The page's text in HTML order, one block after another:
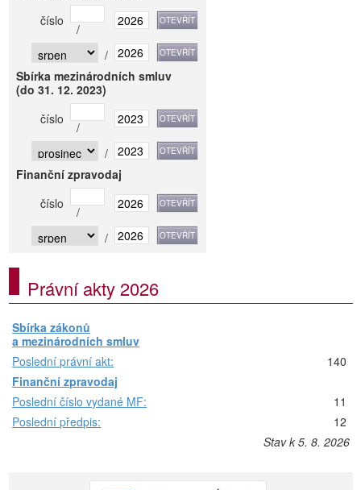
číslo
/
/
Sbírka mezinárodních smluv
(do 31. 12. 2023)
číslo
/
/
Finanční zpravodaj
číslo
/
/
Právní akty 2026
Sbírka zákonů
a mezinárodních smluv
Poslední právní akt:
140
Finanční zpravodaj
Poslední číslo vydané MF:
11
Poslední předpis:
12
Stav k 5. 8. 2026